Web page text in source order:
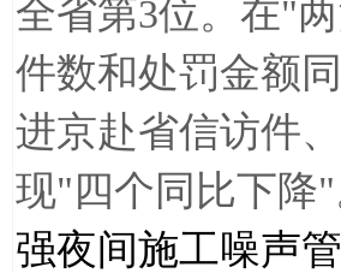
全省第3位。在"
件数和处罚金额
进京赴省信访件
现"四个同比下降
强夜间施工噪声